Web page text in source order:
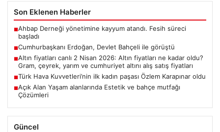
Son Eklenen Haberler
■Ahbap Derneği yönetimine kayyum atandı. Fesih süreci
başladı
■Cumhurbaşkanı Erdoğan, Devlet Bahçeli ile görüştü
■Altın fiyatları canlı 2 Nisan 2026: Altın fiyatları ne kadar oldu?
Gram, çeyrek, yarım ve cumhuriyet altını alış satış fiyatları
■Türk Hava Kuvvetleri’nin ilk kadın paşası Özlem Karapınar oldu
■Açık Alan Yaşam alanlarında Estetik ve bahçe mutfağı
Çözümleri
Güncel